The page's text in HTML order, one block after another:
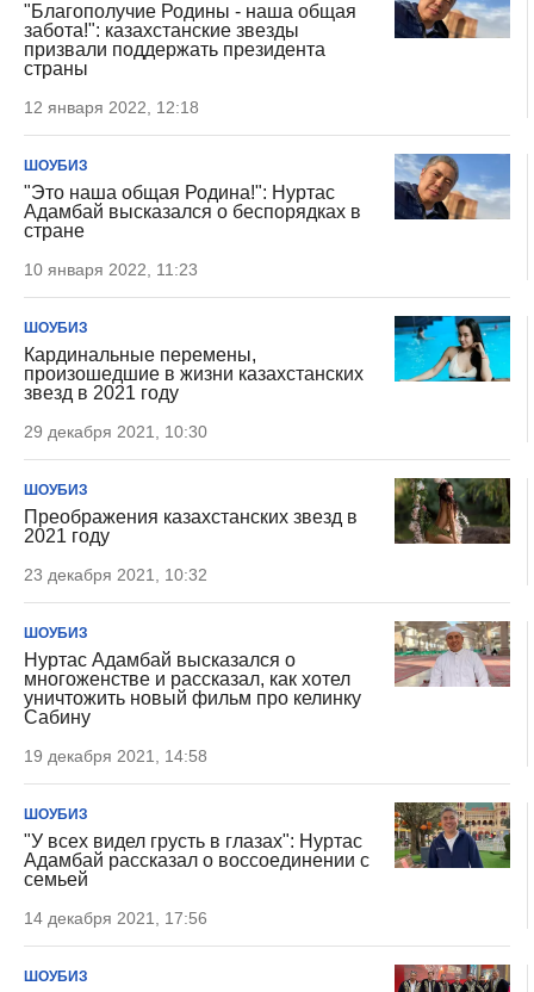
"Благополучие Родины - наша общая
забота!": казахстанские звезды
призвали поддержать президента
страны
12 января 2022, 12:18
ШОУБИЗ
"Это наша общая Родина!": Нуртас
Адамбай высказался о беспорядках в
стране
10 января 2022, 11:23
ШОУБИЗ
Кардинальные перемены,
произошедшие в жизни казахстанских
звезд в 2021 году
29 декабря 2021, 10:30
ШОУБИЗ
Преображения казахстанских звезд в
2021 году
23 декабря 2021, 10:32
ШОУБИЗ
Нуртас Адамбай высказался о
многоженстве и рассказал, как хотел
уничтожить новый фильм про келинку
Сабину
19 декабря 2021, 14:58
ШОУБИЗ
"У всех видел грусть в глазах": Нуртас
Адамбай рассказал о воссоединении с
семьей
14 декабря 2021, 17:56
ШОУБИЗ